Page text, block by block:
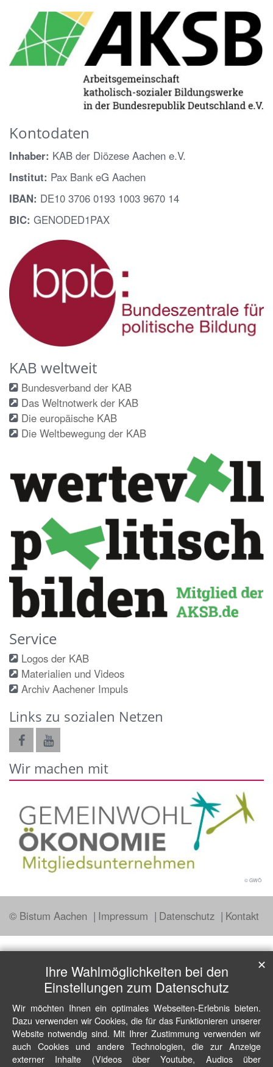
Kontodaten
Inhaber: KAB der Diözese Aachen e.V.
Institut: Pax Bank eG Aachen
IBAN: DE10 3706 0193 1003 9670 14
BIC: GENODED1PAX
KAB weltweit
Bundesverband der KAB
Das Weltnotwerk der KAB
Die europäische KAB
Die Weltbewegung der KAB
Service
Logos der KAB
Materialien und Videos
Archiv Aachener Impuls
Links zu sozialen Netzen
Wir machen mit
© GWÖ
© Bistum Aachen Impressum Datenschutz Kontakt
Ihre Wahlmöglichkeiten bei den
Einstellungen zum Datenschutz
Wir möchten Ihnen ein optimales Webseiten-Erlebnis bieten.
Dazu verwenden wir Cookies, die für das Funktionieren unserer
Website notwendig sind. Mit Ihrer Zustimmung verwenden wir
auch Cookies und andere Technologien, die zur Anzeige
externer Inhalte (Videos über Youtube, Audios über
✕